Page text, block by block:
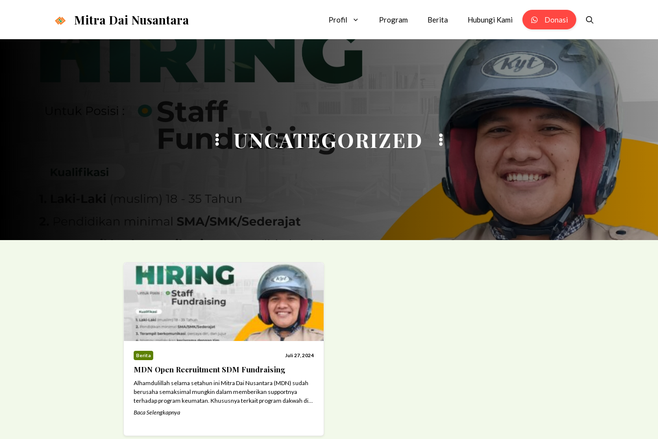
Mitra Dai Nusantara Profil Program Berita Hubungi Kami Donasi
UNCATEGORIZED
Berita Juli 27, 2024
MDN Open Recruitment SDM Fundraising
Alhamdulillah selama setahun ini Mitra Dai Nusantara (MDN) sudah
berusaha semaksimal mungkin dalam memberikan supportnya
terhadap program keumatan. Khususnya terkait program dakwah di
pedalaman dan pembinaan masyarakat marginal perkotaan. Berbagai
layanan MDN sudah bisa dinikmati oleh masyarakat, ...Read more
Baca Selengkapnya